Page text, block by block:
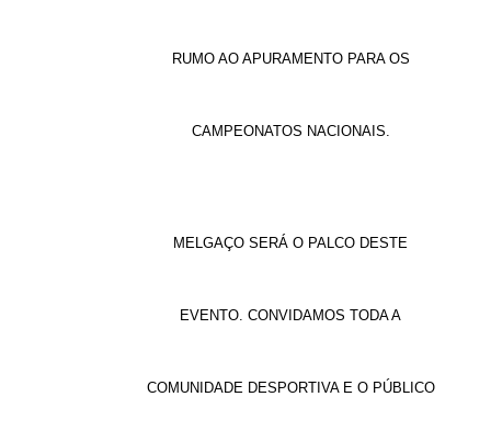
RUMO AO APURAMENTO PARA OS
CAMPEONATOS NACIONAIS.
MELGAÇO SERÁ O PALCO DESTE
EVENTO. CONVIDAMOS TODA A
COMUNIDADE DESPORTIVA E O PÚBLICO